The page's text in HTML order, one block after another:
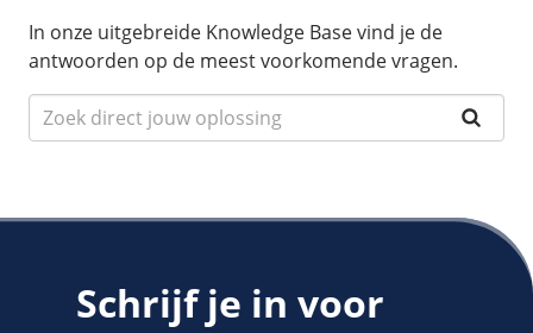
In onze uitgebreide Knowledge Base vind je de
antwoorden op de meest voorkomende vragen.
Schrijf je in voor